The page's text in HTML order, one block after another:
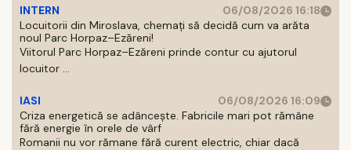
INTERN
06/08/2026 16:18
Locuitorii din Miroslava, chemați să decidă cum va arăta
noul Parc Horpaz–Ezăreni!
Viitorul Parc Horpaz–Ezăreni prinde contur cu ajutorul
locuitor ...
IASI
06/08/2026 16:09
Criza energetică se adâncește. Fabricile mari pot rămâne
fără energie în orele de vârf
Romanii nu vor rămane fără curent electric, chiar dacă